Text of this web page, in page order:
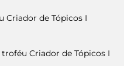
Criador de Tópicos I
Criador de Tópicos I